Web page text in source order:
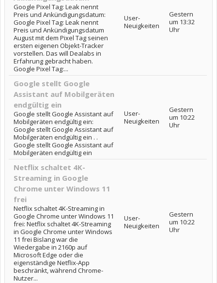
Google Pixel Tag: Leak nennt
Preis und Ankündigungsdatum:
Google Pixel Tag: Leak nennt
Preis und Ankündigungsdatum
August mit dem Pixel Tag seinen
ersten eigenen Objekt-Tracker
vorstellen. Das will Dealabs in
Erfahrung gebracht haben.
Google Pixel Tag:...
User-
Neuigkeiten
Gestern
um 13:32
Uhr
Google stellt Google
Assistant auf Mobilgeräten
endgültig ein
Google stellt Google Assistant auf
Mobilgeräten endgültig ein:
Google stellt Google Assistant auf
Mobilgeräten endgültig ein . .
Google stellt Google Assistant auf
Mobilgeräten endgültig ein
User-
Neuigkeiten
Gestern
um 10:22
Uhr
Netflix schaltet 4K-
Streaming in Google
Chrome unter Windows 11
frei
Netflix schaltet 4K-Streaming in
Google Chrome unter Windows 11
frei: Netflix schaltet 4K-Streaming
in Google Chrome unter Windows
11 frei Bislang war die
Wiedergabe in 2160p auf
Microsoft Edge oder die
eigenständige Netflix-App
beschränkt, während Chrome-
Nutzer...
User-
Neuigkeiten
Gestern
um 10:22
Uhr